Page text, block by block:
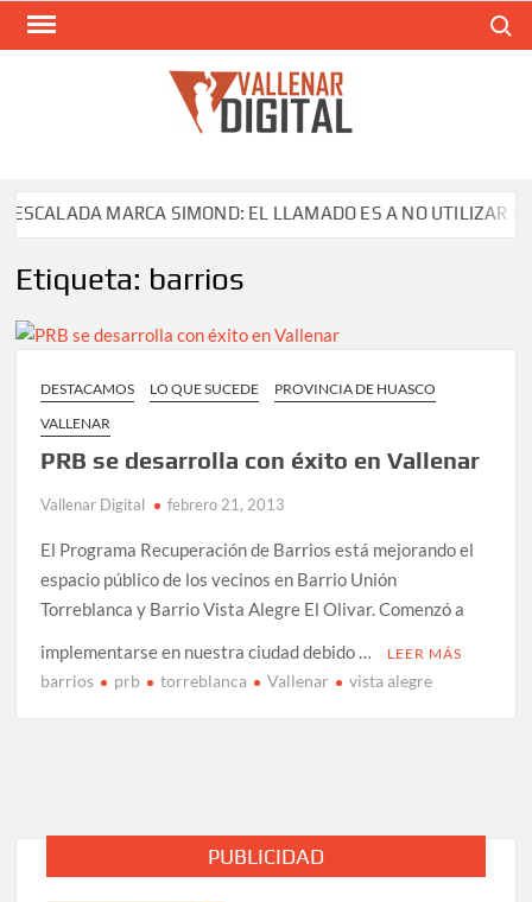
Saltar
MARCA SIMOND: EL LLAMADO ES A NO UTILIZAR EL
Etiqueta: barrios
DESTACAMOS LO QUE SUCEDE
PROVINCIA DE HUASCO
VALLENAR
PRB se desarrolla con éxito en Vallenar
Vallenar Digital febrero 21, 2013
El Programa Recuperación de Barrios está mejorando el
espacio público de los vecinos en Barrio Unión
Torreblanca y Barrio Vista Alegre El Olivar. Comenzó a
implementarse en nuestra ciudad debido …
LEER MÁS
barrios prb torreblanca Vallenar vista alegre
PUBLICIDAD